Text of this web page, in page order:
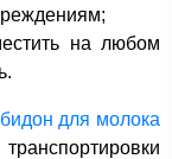
на любом
бидон для молока